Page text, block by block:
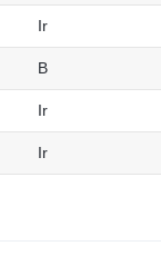
Ir
B
Ir
Ir